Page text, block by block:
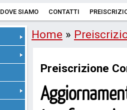
DOVE SIAMO CONTATTI
Home »
Preiscrizione